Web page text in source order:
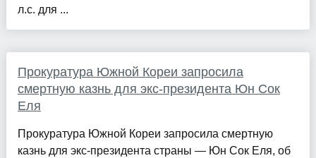
л.с. для ...
Прокуратура Южной Кореи запросила
смертную казнь для экс-президента Юн Сок
Еля
Прокуратура Южной Кореи запросила смертную
казнь для экс-президента страны — Юн Сок Еля, об